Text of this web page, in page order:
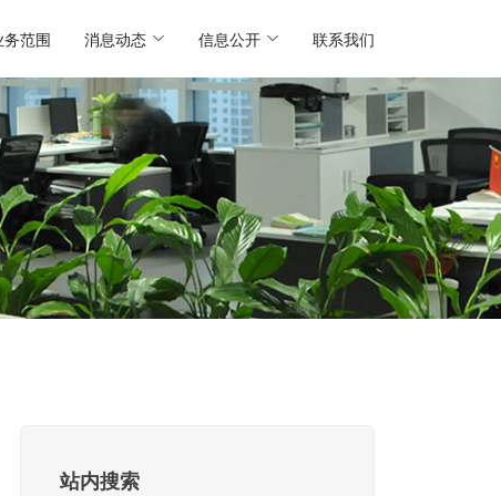
务范围 消息动态 信息公开 联系我们
站内搜索